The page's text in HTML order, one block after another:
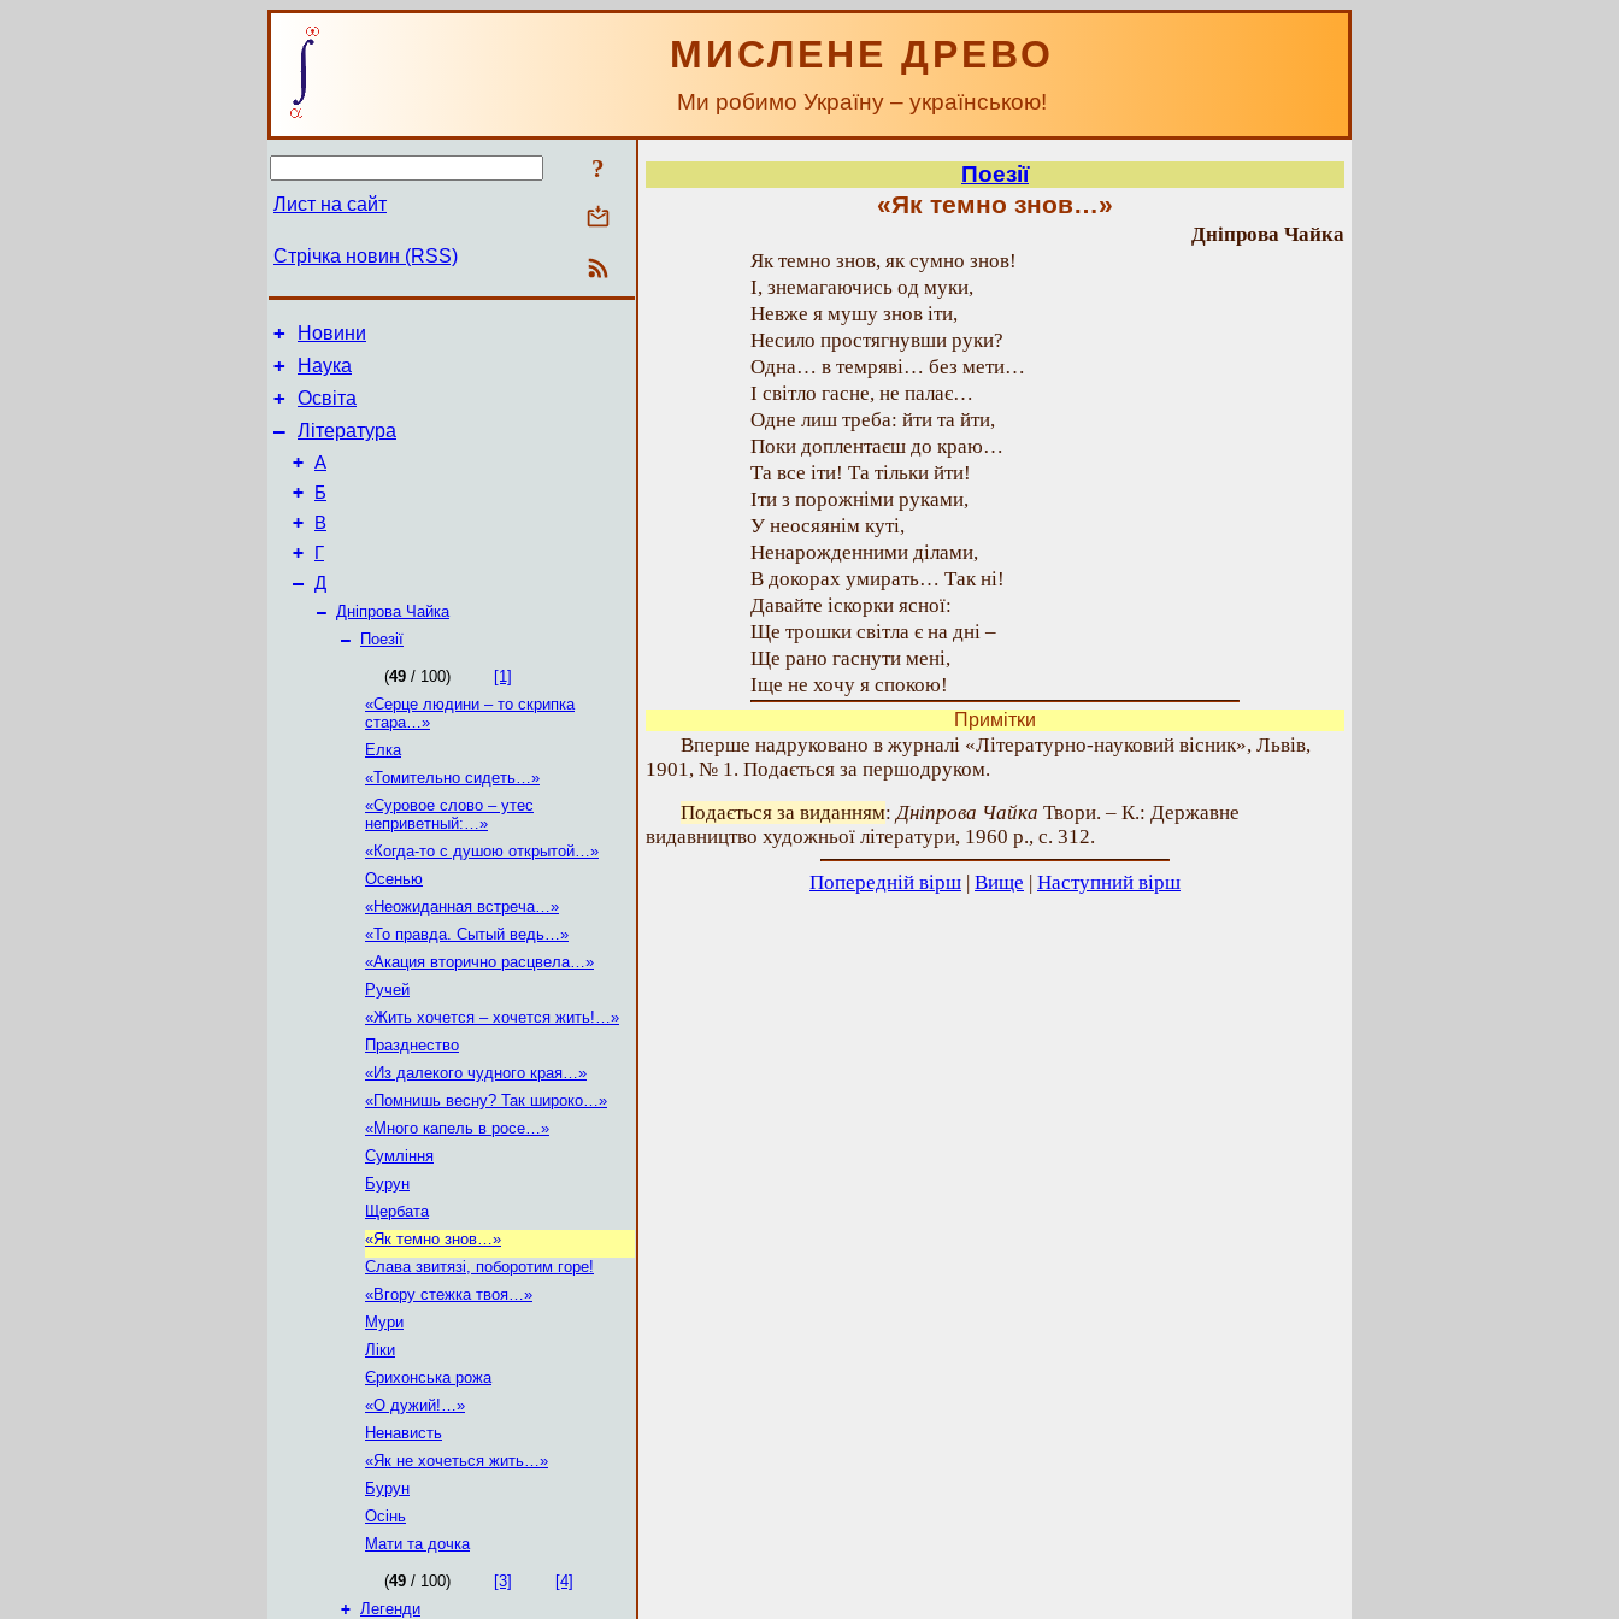
МИСЛЕНЕ ДРЕВО
Ми робимо Україну – українською!
?
Лист на сайт
Стрічка новин (RSS)
+ Новини
+ Наука
+ Освіта
– Література
+ А
+ Б
+ В
+ Г
– Д
– Дніпрова Чайка
–
Поезії
(49 / 100)
[1]
«Серце людини – то скрипка
стара…»
Елка
«Томительно сидеть…»
«Суровое слово – утес
неприветный:…»
«Когда-то с душою открытой…»
Осенью
«Неожиданная встреча…»
«То правда. Сытый ведь…»
«Акация вторично расцвела…»
Ручей
«Жить хочется – хочется жить!…»
Празднество
«Из далекого чудного края…»
«Помнишь весну? Так широко…»
«Много капель в росе…»
Сумління
Бурун
Щербата
«Як темно знов…»
Слава звитязі, поборотим горе!
«Вгору стежка твоя…»
Мури
Ліки
Єрихонська рожа
«О дужий!…»
Ненависть
«Як не хочеться жить…»
Бурун
Осінь
Мати та дочка
(49 / 100) [3]
[4]
+ Легенди
Поезії
«Як темно знов…»
Дніпрова Чайка
Як темно знов, як сумно знов!
І, знемагаючись од муки,
Невже я мушу знов іти,
Несило простягнувши руки?
Одна… в темряві… без мети…
І світло гасне, не палає…
Одне лиш треба: йти та йти,
Поки доплентаєш до краю…
Та все іти! Та тільки йти!
Іти з порожніми руками,
У неосяянім куті,
Ненарожденними ділами,
В докорах умирать… Так ні!
Давайте іскорки ясної:
Ще трошки світла є на дні –
Ще рано гаснути мені,
Іще не хочу я спокою!
Примітки
Вперше надруковано в журналі «Літературно-науковий вісник», Львів,
1901, № 1. Подається за першодруком.
Подається за виданням:Дніпрова Чайка Твори. – К.: Державне
видавництво художньої літератури, 1960 р., с. 312.
Попередній вірш | Вище | Наступний вірш